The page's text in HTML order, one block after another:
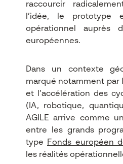
raccourcir
l’idée, le prototype
opérationnel auprès
européennes.​
Dans un contexte
marqué notamment par
et l’accélération des
(IA, robotique,
AGILE arrive comme
entre les grands
type
Fonds européen
les réalités